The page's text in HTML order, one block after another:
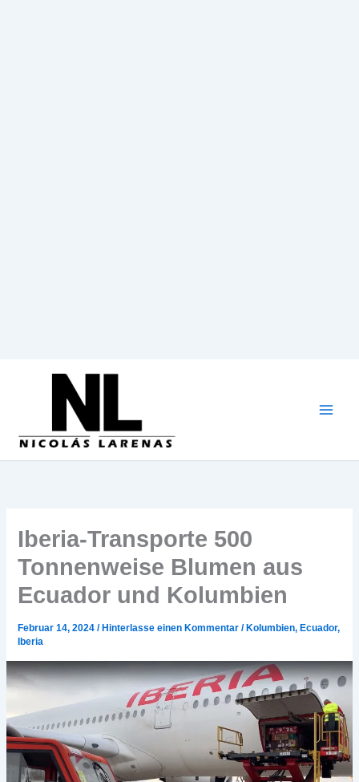
Iberia-Transporte 500
Tonnenweise Blumen aus
Ecuador und Kolumbien
Februar 14, 2024/ Hinterlasse einen Kommentar / Kolumbien, Ecuador,
Iberia